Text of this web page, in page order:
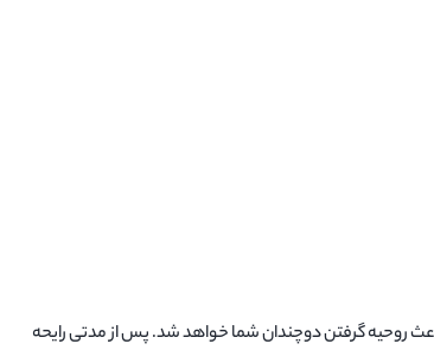
روحیه گرفتن دوچندان شما خواهد شد. پس از مدتی رایحه